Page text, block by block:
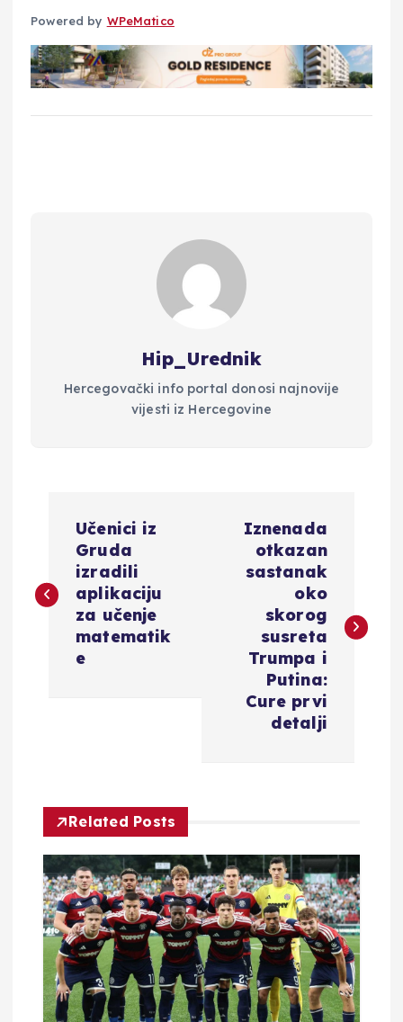
Powered by WPeMatico
Hip_Urednik
Hercegovački info portal donosi najnovije
vijesti iz Hercegovine
v
a
o
b
Učenici iz
Gruda
izradili
aplikaciju
za učenje
matematik
e
Iznenada
otkazan
sastanak
oko
skorog
susreta
Trumpa i
Putina:
Cure prvi
detalji
Related Posts